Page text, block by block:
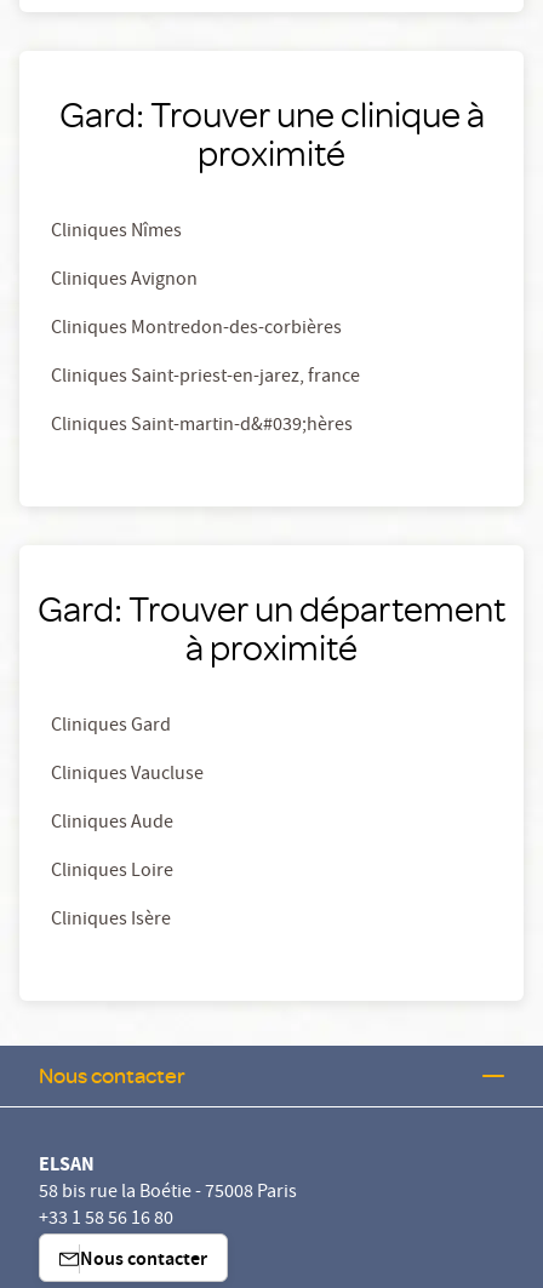
Gard: Trouver une clinique à
proximité
Cliniques Nîmes
Cliniques Avignon
Cliniques Montredon-des-corbières
Cliniques Saint-priest-en-jarez, france
Cliniques Saint-martin-d&#039;hères
Gard: Trouver un département
à proximité
Cliniques Gard
Cliniques Vaucluse
Cliniques Aude
Cliniques Loire
Cliniques Isère
Nous contacter
ELSAN
58 bis rue la Boétie - 75008 Paris
+33 1 58 56 16 80
Nous contacter